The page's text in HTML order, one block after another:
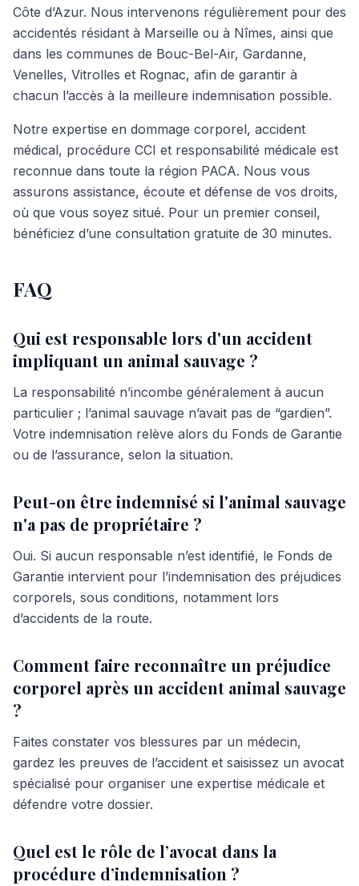
Côte d’Azur. Nous intervenons régulièrement pour des
accidentés résidant à Marseille ou à Nîmes, ainsi que
dans les communes de Bouc-Bel-Air, Gardanne,
Venelles, Vitrolles et Rognac, afin de garantir à
chacun l’accès à la meilleure indemnisation possible.
Notre expertise en dommage corporel, accident
médical, procédure CCI et responsabilité médicale est
reconnue dans toute la région PACA. Nous vous
assurons assistance, écoute et défense de vos droits,
où que vous soyez situé. Pour un premier conseil,
bénéficiez d’une consultation gratuite de 30 minutes.
FAQ
Qui est responsable lors d'un accident
impliquant un animal sauvage ?
La responsabilité n’incombe généralement à aucun
particulier ; l’animal sauvage n’avait pas de “gardien”.
Votre indemnisation relève alors du Fonds de Garantie
ou de l’assurance, selon la situation.
Peut-on être indemnisé si l'animal sauvage
n'a pas de propriétaire ?
Oui. Si aucun responsable n’est identifié, le Fonds de
Garantie intervient pour l’indemnisation des préjudices
corporels, sous conditions, notamment lors
d’accidents de la route.
Comment faire reconnaître un préjudice
corporel après un accident animal sauvage
?
Faites constater vos blessures par un médecin,
gardez les preuves de l’accident et saisissez un avocat
spécialisé pour organiser une expertise médicale et
défendre votre dossier.
Quel est le rôle de l’avocat dans la
procédure d’indemnisation ?